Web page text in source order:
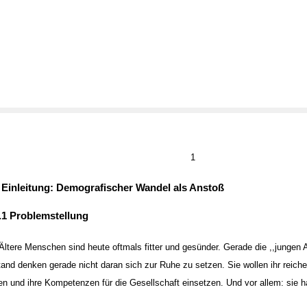
1
Einleitung: Demografischer Wandel als Anstoß
Problemstellung
Menschen sind heute oftmals fitter und gesünder. Gerade die ,,jungen
denken gerade nicht daran sich zur Ruhe zu setzen. Sie wollen ihr
und ihre Kompetenzen für die Gesellschaft einsetzen. Und vor allem: sie